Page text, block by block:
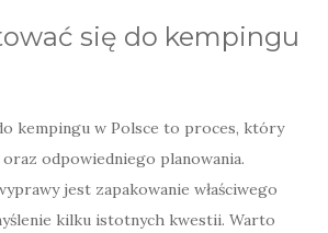
się do kempingu
kempingu w Polsce to proces, który
odpowiedniego planowania.
jest zapakowanie właściwego
kilku istotnych kwestii. Warto